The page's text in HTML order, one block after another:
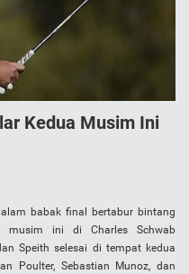
Kedua Musim Ini
babak final bertabur bintang
musim ini di Charles Schwab
Speith selesai di tempat kedua
Poulter, Sebastian Munoz, dan